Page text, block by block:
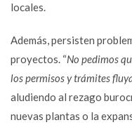
locales.
Además, persisten
proyectos. “No pedimos
los permisos y trámites
aludiendo al rezago
nuevas plantas o la